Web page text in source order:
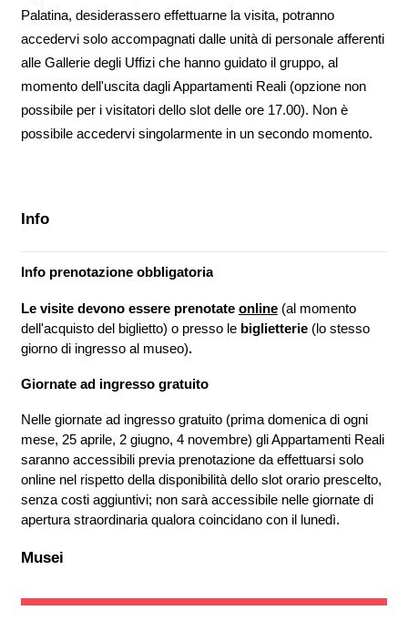
Palatina, desiderassero effettuarne la visita, potranno
accedervi solo accompagnati dalle unità di personale afferenti
alle Gallerie degli Uffizi che hanno guidato il gruppo, al
momento dell'uscita dagli Appartamenti Reali (opzione non
possibile per i visitatori dello slot delle ore 17.00). Non è
possibile accedervi singolarmente in un secondo momento.
Info
Info prenotazione obbligatoria
Le visite devono essere prenotate online (al momento
dell'acquisto del biglietto) o presso lebiglietterie (lo stesso
giorno di ingresso al museo).
Giornate ad ingresso gratuito
Nelle giornate ad ingresso gratuito (prima domenica di ogni
mese, 25 aprile, 2 giugno, 4 novembre) gli Appartamenti Reali
saranno accessibili previa prenotazione da effettuarsi solo
online nel rispetto della disponibilità dello slot orario prescelto,
senza costi aggiuntivi; non sarà accessibile nelle giornate di
apertura straordinaria qualora coincidano con il lunedì.
Musei